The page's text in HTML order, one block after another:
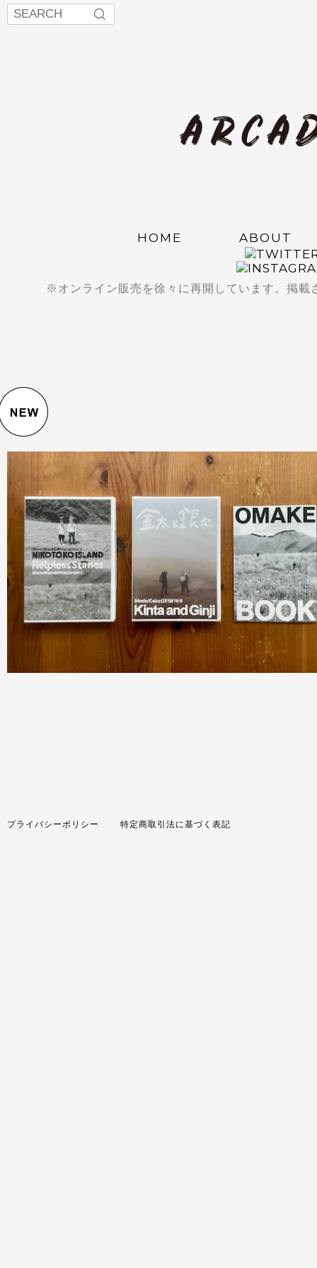
HOME ABOUT
※オンライン販売を徐々に再開しています。掲載
プライバシーポリシー 特定商取引法に基づく表記